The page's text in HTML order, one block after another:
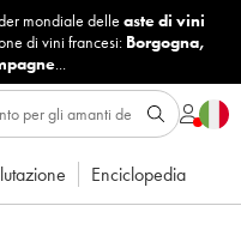
mondiale delle aste di vini
di vini francesi: Borgogna,
...
Enciclopedia